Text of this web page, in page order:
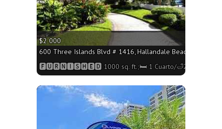
$2 000
600 Three Islands Blvd # 1416, Hallandale Beach FL
🅵🆄🆁🅽🅸🆂🅷🅴🅳 1000 sq. ft.;🛏 1 Cuarto/🛁2 Baños
More